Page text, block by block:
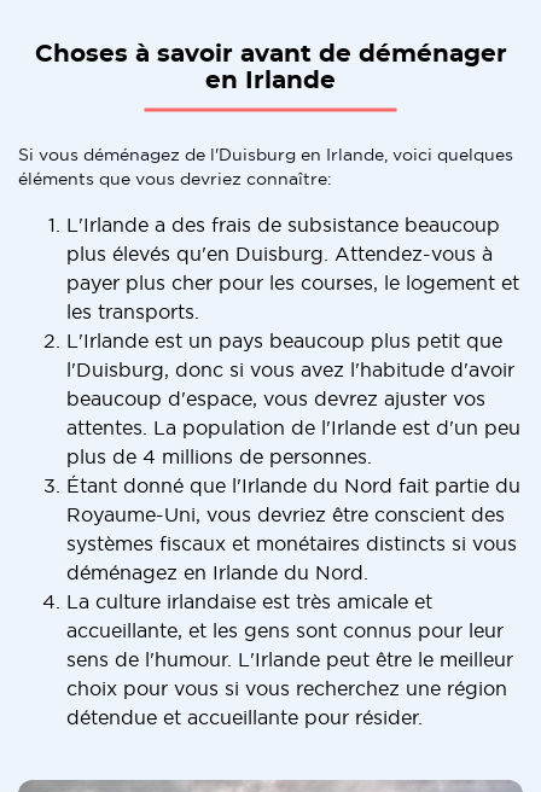
Choses à savoir avant de déménager
en Irlande
Si vous déménagez de l'Duisburg en Irlande, voici quelques
éléments que vous devriez connaître:
L'Irlande a des frais de subsistance beaucoup
plus élevés qu'en Duisburg. Attendez-vous à
payer plus cher pour les courses, le logement et
les transports.
L'Irlande est un pays beaucoup plus petit que
l'Duisburg, donc si vous avez l'habitude d'avoir
beaucoup d'espace, vous devrez ajuster vos
attentes. La population de l'Irlande est d'un peu
plus de 4 millions de personnes.
Étant donné que l'Irlande du Nord fait partie du
Royaume-Uni, vous devriez être conscient des
systèmes fiscaux et monétaires distincts si vous
déménagez en Irlande du Nord.
La culture irlandaise est très amicale et
accueillante, et les gens sont connus pour leur
sens de l'humour. L'Irlande peut être le meilleur
choix pour vous si vous recherchez une région
détendue et accueillante pour résider.